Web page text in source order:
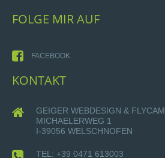
FOLGE MIRAUF
FACEBOOK
KONTAKT
GEIGER WEBDESIGN & FLYCAM
MICHAELERWEG 1
I-39056 WELSCHNOFEN
TEL: +39 0471 613003